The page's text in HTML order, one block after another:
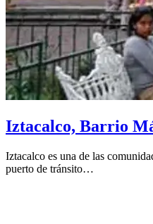
Iztacalco, Barrio
Iztacalco es una de las
puerto de tránsito…